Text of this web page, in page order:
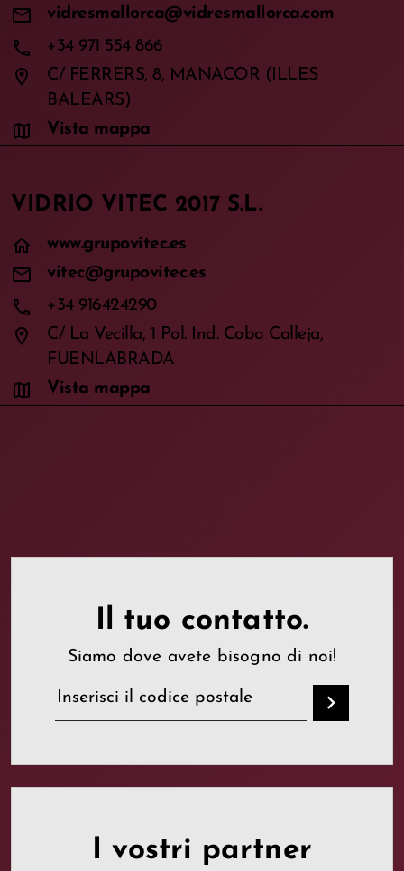
mail vidresmallorca@vidresmallorca.com
phone +34 971 554 866
location_on
C/ FERRERS, 8, MANACOR (ILLES
BALEARS)
map Vista mappa
VIDRIO VITEC 2017 S.L.
home
www.grupovitec.es
mail vitec@grupovitec.es
phone +34 916424290
location_on
C/ La Vecilla, 1 Pol. Ind. Cobo Calleja,
FUENLABRADA
map Vista mappa
Il tuo contatto.
Siamo dove avete bisogno di noi!
I vostri partner